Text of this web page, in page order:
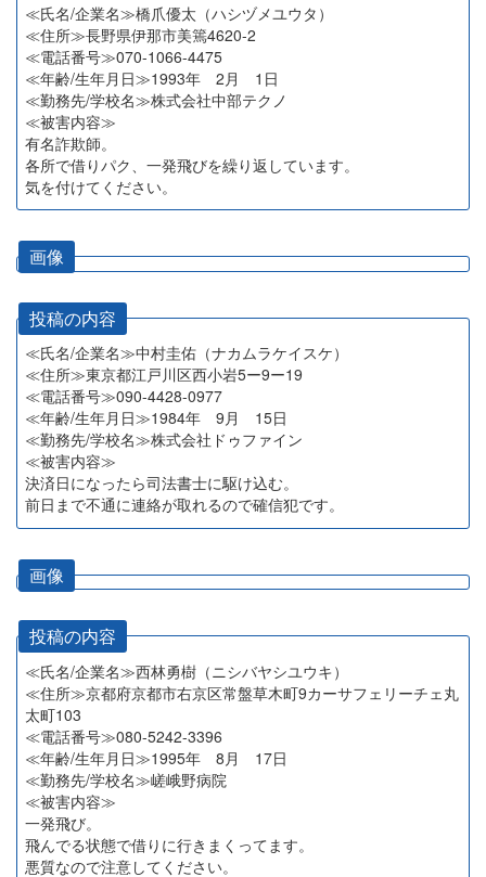
≪氏名/企業名≫橋爪優太（ハシヅメユウタ）
≪住所≫長野県伊那市美篶4620-2
≪電話番号≫070-1066-4475
≪年齢/生年月日≫1993年 2月 1日
≪勤務先/学校名≫株式会社中部テクノ
≪被害内容≫
有名詐欺師。
各所で借りパク、一発飛びを繰り返しています。
気を付けてください。
画像
投稿の内容
≪氏名/企業名≫中村圭佑（ナカムラケイスケ）
≪住所≫東京都江戸川区西小岩5ー9ー19
≪電話番号≫090-4428-0977
≪年齢/生年月日≫1984年 9月 15日
≪勤務先/学校名≫株式会社ドゥファイン
≪被害内容≫
決済日になったら司法書士に駆け込む。
前日まで不通に連絡が取れるので確信犯です。
画像
投稿の内容
≪氏名/企業名≫西林勇樹（ニシバヤシユウキ）
≪住所≫京都府京都市右京区常盤草木町9カーサフェリーチェ丸
太町103
≪電話番号≫080-5242-3396
≪年齢/生年月日≫1995年 8月 17日
≪勤務先/学校名≫嵯峨野病院
≪被害内容≫
一発飛び。
飛んでる状態で借りに行きまくってます。
悪質なので注意してください。